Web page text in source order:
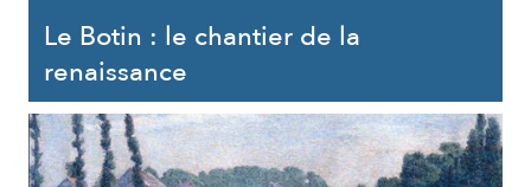
Le Botin : le chantier de la
renaissance